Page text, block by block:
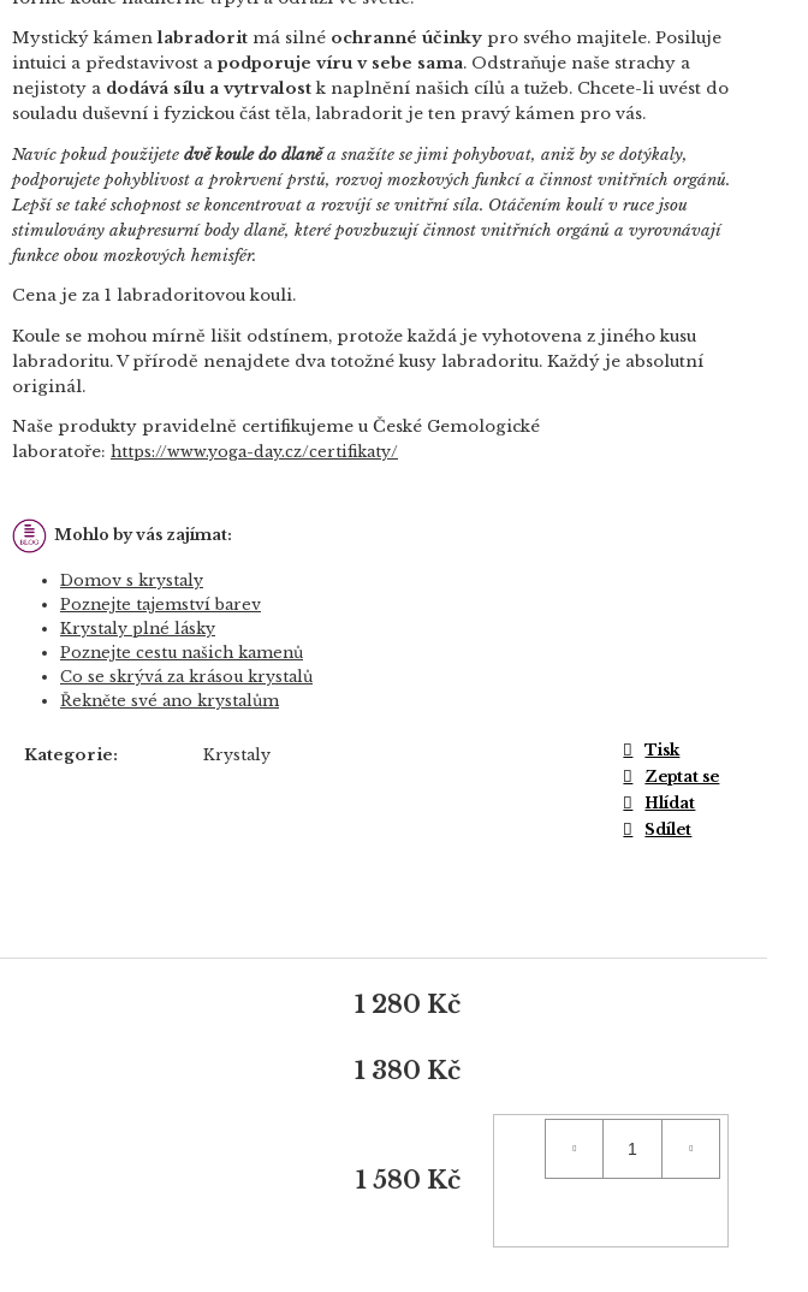
Mystický kámenlabradorit má silné ochranné účinky pro svého majitele. Posiluje
intuici a představivost a podporuje víru v sebe sama. Odstraňuje naše strachy a
nejistoty a dodává sílu a vytrvalostk naplnění našich cílů a tužeb. Chcete-li uvést do
souladu duševní i fyzickou část těla, labradorit je ten pravý kámen pro vás.
Navíc pokud použijete dvě koule do dlaněa snažíte se jimi pohybovat, aniž by se dotýkaly,
podporujete pohyblivost a prokrvení prstů, rozvoj mozkových funkcí a činnost vnitřních orgánů.
Lepší se také schopnost se koncentrovat a rozvíjí se vnitřní síla. Otáčením koulí v ruce jsou
stimulovány akupresurní body dlaně, které povzbuzují činnost vnitřních orgánů a vyrovnávají
funkce obou mozkových hemisfér.
Cena je za 1 labradoritovou kouli.
Koule se mohou mírně lišit odstínem, protože každá je vyhotovena z jiného kusu
labradoritu. V přírodě nenajdete dva totožné kusy labradoritu. Každý je absolutní
originál.
Naše produkty pravidelně certifikujeme u České Gemologické
laboratoře: https://www.yoga-day.cz/certifikaty/
Mohlo by vás zajímat:
Domov s krystaly
Poznejte tajemství barev
Krystaly plné lásky
Poznejte cestu našich kamenů
Co se skrývá za krásou krystalů
Řekněte své ano krystalům
Kategorie: Krystaly
Tisk
Zeptat se
Hlídat
Sdílet
1 280 Kč
1 380 Kč
1 580 Kč